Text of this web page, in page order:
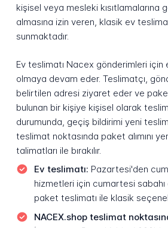
kişisel veya mesleki kısıtlamalarına
almasına izin veren, klasik ev
sunmaktadır.
Ev teslimatı Nacex gönderimleri için
olmaya devam eder. Teslimatçı,
belirtilen adresi ziyaret eder ve
bulunan bir kişiye kişisel olarak
durumunda, geçiş bildirimi yeni
teslimat noktasında paket alımını
talimatları ile bırakılır.
Ev teslimatı: Pazartesi'den
hizmetleri için cumartesi sabahı
paket teslimatı ile klasik
NACEX.shop teslimat